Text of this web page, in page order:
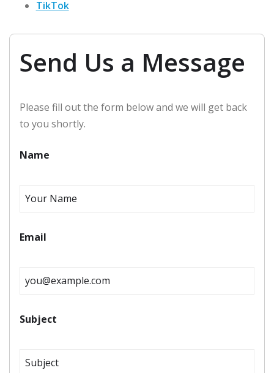
TikTok
Send Us a Message
Please fill out the form below and we will get back
to you shortly.
Name
Email
Subject